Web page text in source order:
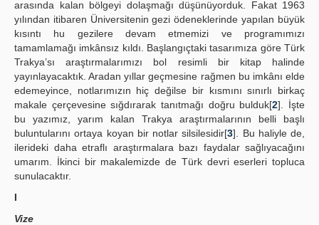
arasında kalan bölgeyi dolaşmağı düşünüyorduk. Fakat 1963
yılından itibaren Üniversitenin gezi ödeneklerinde yapılan büyük
kısıntı hu gezilere devam etmemizi ve programımızı
tamamlamağı imkânsız kıldı. Başlangıçtaki tasarımıza göre Türk
Trakya’sı araştırmalarımızı bol resimli bir kitap halinde
yayınlayacaktık. Aradan yıllar geçmesine rağmen bu imkânı elde
edemeyince, notlarımızın hiç değilse bir kısmını sınırlı birkaç
makale çerçevesine sığdırarak tanıtmağı doğru bulduk[2]. İşte
bu yazımız, yarım kalan Trakya araştırmalarının belli başlı
buluntularını ortaya koyan bir notlar silsilesidir[3]. Bu haliyle de,
ilerideki daha etraflı araştırmalara bazı faydalar sağlıyacağını
umarım. İkinci bir makalemizde de Türk devri eserleri topluca
sunulacaktır.
I
Vize